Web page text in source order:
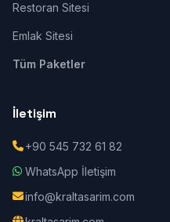
Restoran Sitesi
Emlak Sitesi
Tüm Paketler
İletişim
+90 545 732 61 82
WhatsApp İletişim
info@kraltasarim.com